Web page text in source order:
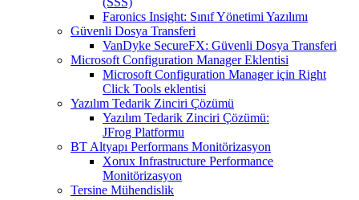
Faronics Insight: Sınıf Yönetimi Yazılımı
Güvenli Dosya Transferi
VanDyke SecureFX: Güvenli Dosya Transferi
Microsoft Configuration Manager Eklentisi
Microsoft Configuration Manager için Right
Click Tools eklentisi
Yazılım Tedarik Zinciri Çözümü
Yazılım Tedarik Zinciri Çözümü:
JFrog Platformu
BT Altyapı Performans Monitörizasyon
Xorux Infrastructure Performance
Monitörizasyon
Tersine Mühendislik